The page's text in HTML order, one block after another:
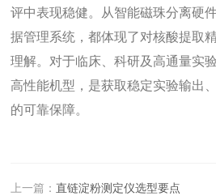
评中表现稳健。从智能磁珠分离硬
据管理系统，都体现了对核酸提取
理解。对于临床、科研及高通量实
高性能机型，是获取稳定实验输出
的可靠保障。
上一篇：直链淀粉测定仪选型要点